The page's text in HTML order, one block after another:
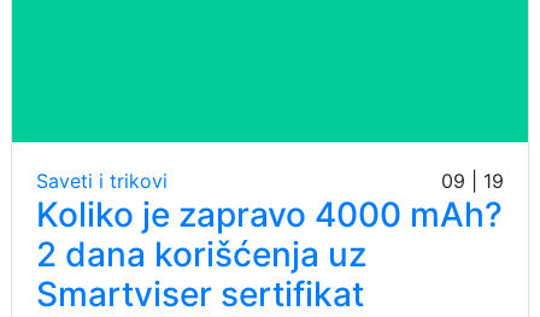
Saveti i trikovi 09 | 19
Koliko je zapravo 4000 mAh?
2 dana korišćenja uz
Smartviser sertifikat